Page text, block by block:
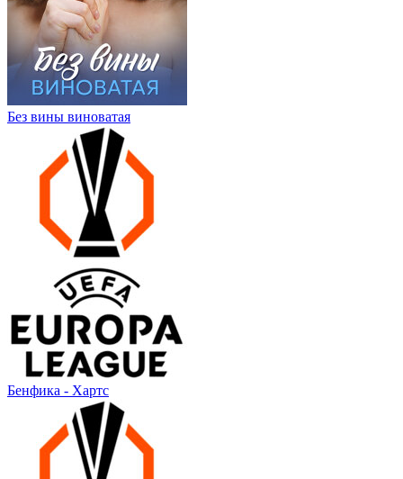
Без вины виноватая
Бенфика - Хартс